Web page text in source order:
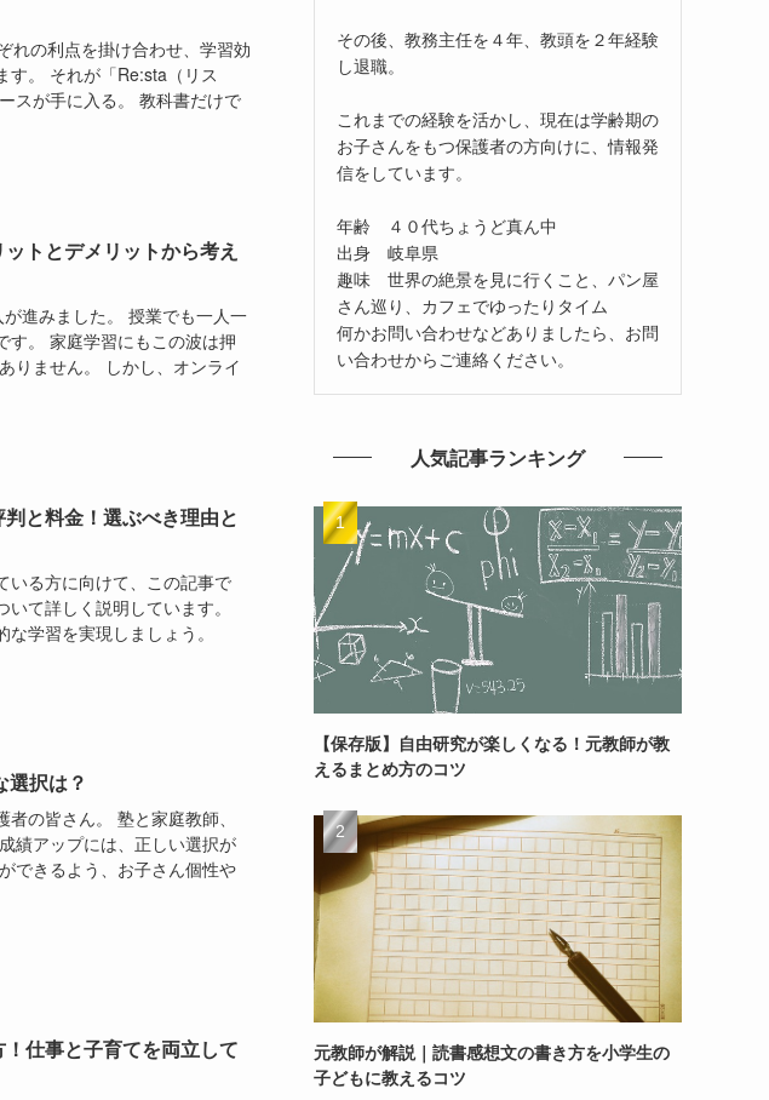
れの利点を掛け合わせ、学習効
す。 それが「Re:sta（リス
スが手に入る。 教科書だけで
トとデメリットから考え
進みました。 授業でも一人一
す。 家庭学習にもこの波は押
りません。 しかし、オンライ
と料金！選ぶべき理由と
いる方に向けて、この記事で
て詳しく説明しています。
学習を実現しましょう。
選択は？
の皆さん。 塾と家庭教師、
績アップには、正しい選択が
できるよう、お子さん個性や
仕事と子育てを両立して
その後、教務主任を４年、教頭を２年経験
し退職。
これまでの経験を活かし、現在は学齢期の
お子さんをもつ保護者の方向けに、情報発
信をしています。
年齢 ４０代ちょうど真ん中
出身 岐阜県
趣味 世界の絶景を見に行くこと、パン屋
さん巡り、カフェでゆったりタイム
何かお問い合わせなどありましたら、お問
い合わせからご連絡ください。
人気記事ランキング
【保存版】自由研究が楽しくなる！元教師が教
えるまとめ方のコツ
元教師が解説｜読書感想文の書き方を小学生の
子どもに教えるコツ